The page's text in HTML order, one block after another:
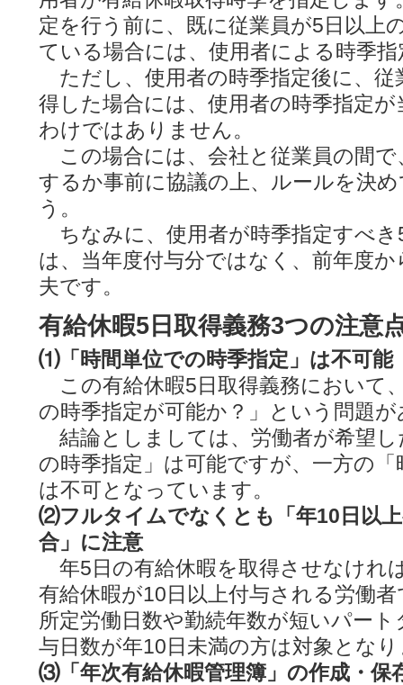
定を行う前に、既に従業員が5日以上
ている場合には、使用者による時季
ただし、使用者の時季指定後に、従
得した場合には、使用者の時季指定
わけではありません。
この場合には、会社と従業員の間
するか事前に協議の上、ルールを決
う。
ちなみに、使用者が時季指定すべ
は、当年度付与分ではなく、前年度
夫です。
有給休暇5日取得義務3つの注意
⑴「時間単位での時季指定」は不可能
この有給休暇5日取得義務において
の時季指定が可能か？」という問題
結論としましては、労働者が希望し
の時季指定」は可能ですが、一方の
は不可となっています。
⑵フルタイムでなくとも「年10日以
合」に注意
年5日の有給休暇を取得させなけれ
有給休暇が10日以上付与される労働
所定労働日数や勤続年数が短いパー
与日数が年10日未満の方は対象とな
⑶「年次有給休暇管理簿」の作成・保